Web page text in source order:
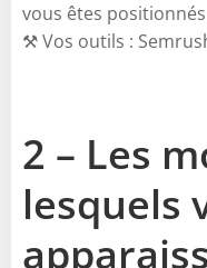
vous êtes
⚒️ Vos outils :
2 – Les
lesquels